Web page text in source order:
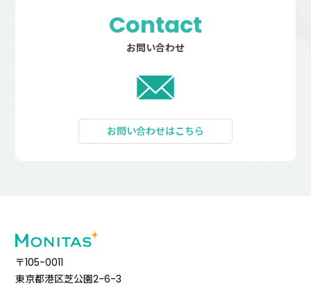
Contact
お問い合わせ
お問い合わせはこちら
〒105-0011
東京都港区芝公園2-6-3